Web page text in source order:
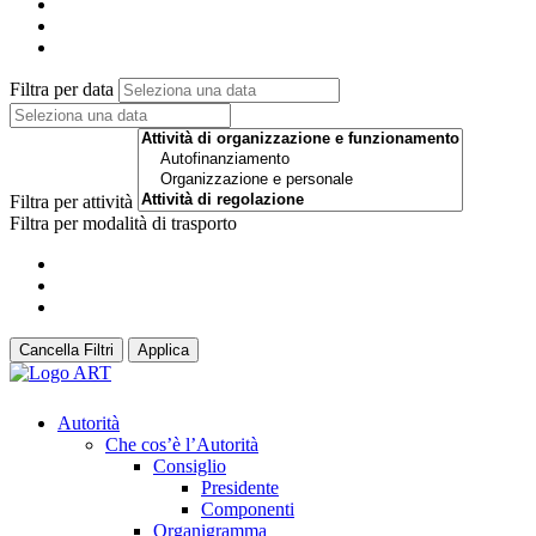
Filtra per data
Filtra per attività
Filtra per modalità di trasporto
Cancella Filtri Applica
Autorità
Che cos’è l’Autorità
Consiglio
Presidente
Componenti
Organigramma